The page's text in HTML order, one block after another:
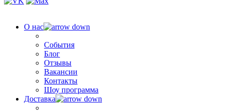
О нас
События
Блог
Отзывы
Вакансии
Контакты
Шоу программа
Доставка